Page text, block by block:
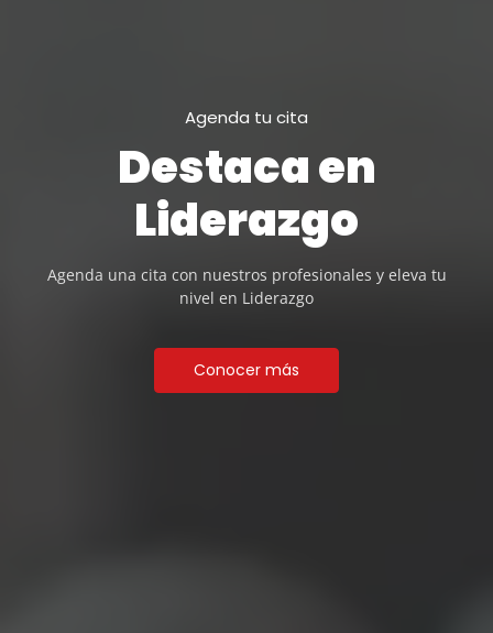
Agenda tu cita
Destaca en
Liderazgo
Agenda una cita con nuestros profesionales y eleva tu
nivel en Liderazgo
Conocer más